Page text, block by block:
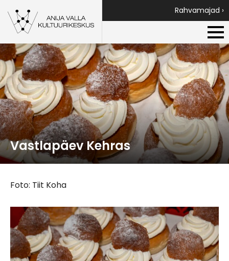
Rahvamajad ›
Vastlapäev Kehras
Foto: Tiit Koha